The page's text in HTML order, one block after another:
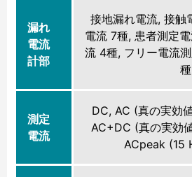
漏れ
電流
計部
接地漏れ電流, 接触
電流 7種, 患者測定
流 4種, フリー電流
種
測定
電流
DC, AC (真の実効
AC+DC (真の実効
ACpeak (15